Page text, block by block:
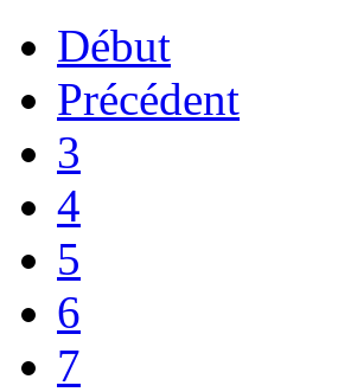
Début
Précédent
3
4
5
6
7